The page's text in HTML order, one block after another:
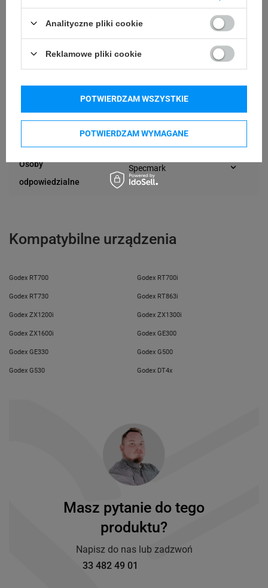
Trudne
Podmiot
Specmark
Bielska 210
43-400 Cieszyn (Polska)
telefon: 730811399
e-mail: gspr@ptmb.pl
Osoby
odpowiedzialne
Specmark
Bielska 210
Kompatybilne urządzenia
Godex RT700 Godex RT700i
Godex RT730 Godex RT863i
Godex ZX1200i Godex ZX1300i
Godex ZX1600i Godex GE300
Godex GE330 Godex G500
Godex G530 Godex DT4x
Masz pytanie do tego
produktu?
Napisz do nas lub zadzwoń
33 482 49 01
Analityczne pliki cookie
Reklamowe pliki cookie
POTWIERDZAM WYMAGANE
POTWIERDZAM WSZYSTKIE